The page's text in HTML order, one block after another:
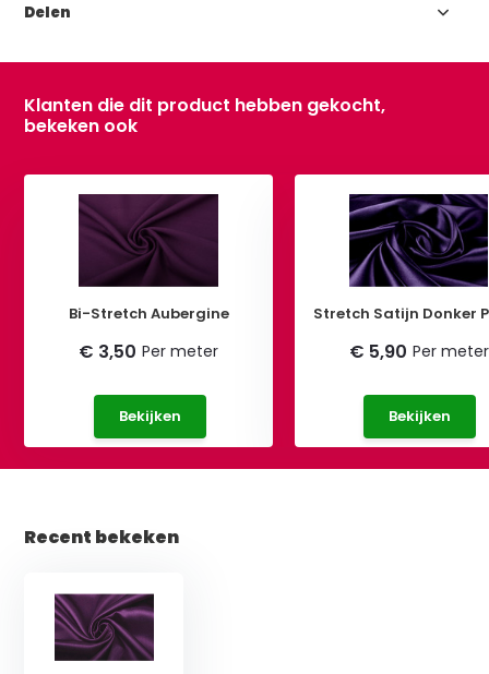
Delen
Klanten die dit product hebben gekocht,
bekeken ook
Bi-Stretch Aubergine
€ 3,50 Per meter
Bekijken
Stretch Satijn Donker
€ 5,90 Per meter
Bekijken
Recent bekeken